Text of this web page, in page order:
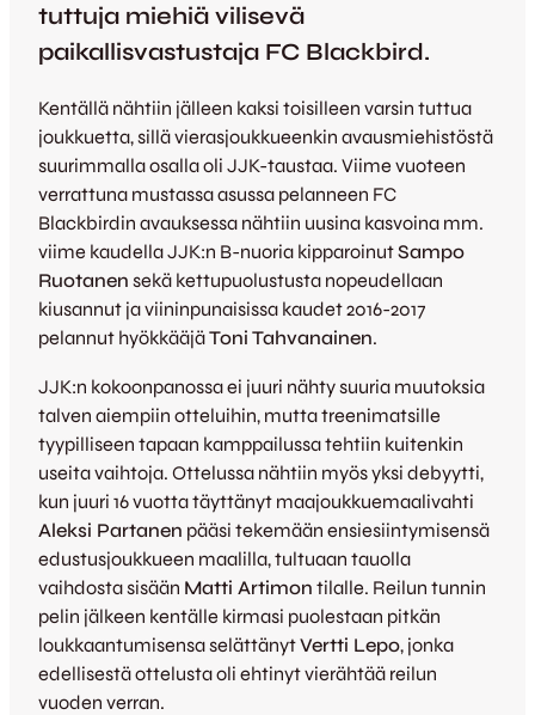
tuttuja miehiä vilisevä
paikallisvastustaja FC Blackbird.
Kentällä nähtiin jälleen kaksi toisilleen varsin tuttua
joukkuetta, sillä vierasjoukkueenkin avausmiehistöstä
suurimmalla osalla oli JJK-taustaa. Viime vuoteen
verrattuna mustassa asussa pelanneen FC
Blackbirdin avauksessa nähtiin uusina kasvoina mm.
viime kaudella JJK:n B-nuoria kipparoinutSampo
Ruotanen sekä kettupuolustusta nopeudellaan
kiusannut ja viininpunaisissa kaudet 2016-2017
pelannut hyökkääjäToni Tahvanainen.
JJK:n kokoonpanossa ei juuri nähty suuria muutoksia
talven aiempiin otteluihin, mutta treenimatsille
tyypilliseen tapaan kamppailussa tehtiin kuitenkin
useita vaihtoja. Ottelussa nähtiin myös yksi debyytti,
kun juuri 16 vuotta täyttänyt maajoukkuemaalivahti
Aleksi Partanen pääsi tekemään ensiesiintymisensä
edustusjoukkueen maalilla, tultuaan tauolla
vaihdosta sisään Matti Artimon tilalle. Reilun tunnin
pelin jälkeen kentälle kirmasi puolestaan pitkän
loukkaantumisensa selättänytVertti Lepo, jonka
edellisestä ottelusta oli ehtinyt vierähtää reilun
vuoden verran.